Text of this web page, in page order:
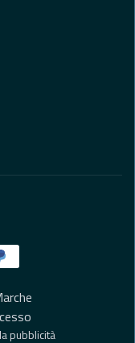
pubblicità